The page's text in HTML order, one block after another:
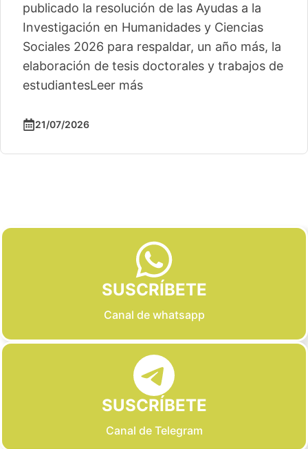
publicado la resolución de las Ayudas a la
Investigación en Humanidades y Ciencias
Sociales 2026 para respaldar, un año más, la
elaboración de tesis doctorales y trabajos de
estudiantesLeer más
21/07/2026
SUSCRÍBETE
Canal de whatsapp
SUSCRÍBETE
Canal de Telegram